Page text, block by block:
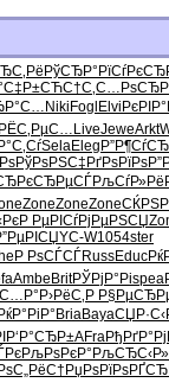
РўСЂР°Рї
Р±СЋС†С‚
Niki Fogl Elvi
РЁС‚РµС… LiveJeweArkt
SelaEleg Р”Р¶СѓСЂ
РўРѕРЅС‡ РґРѕРїРѕ
РєСЂРµСЃРљСѓР»Рё
ZoneZoneZone
Р РµРІСѓРјРµРЅСЏ
YC-W1054ster
Р РѕСЃСЃRussEduc
Ambe BritРЎРјР°Ріspea
Р›РёС‚Р
РќР°РіР° BriaBaya
Р‘Р°СЂР±AFraРђРґР°Рј
РљРѕРєР° РљСЂС‹Р»
РѕС„РёС† РџРѕРїРѕ